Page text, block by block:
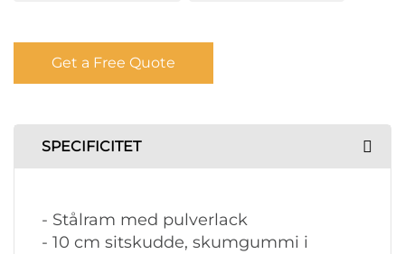
Get a Free Quote
SPECIFICITET
- Stålram med pulverlack
- 10 cm sitskudde, skumgummi i